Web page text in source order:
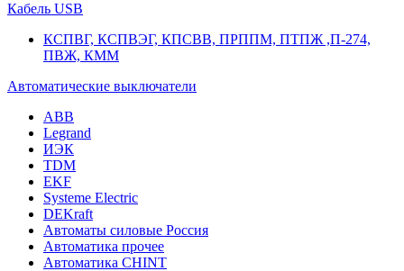
Кабель USB
КСПВГ, КСПВЭГ, КПСВВ, ПРППМ, ПТПЖ ,П-274,
ПВЖ, КММ
Автоматические выключатели
ABB
Legrand
ИЭК
TDM
EKF
Systeme Electric
DEKraft
Автоматы силовые Россия
Автоматика прочее
Автоматика CHINT